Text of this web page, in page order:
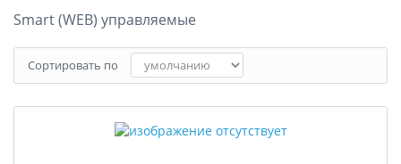
Smart (WEB) управляемые
Сортировать по